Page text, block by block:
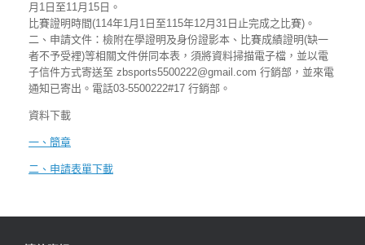
月1日至11月15日。
比賽證明時間(114年1月1日至115年12月31日止完成之比賽)。
二、申請文件：檢附在學證明及身份證影本、比賽成績證明(缺一
者不予受裡)等相關文件併同本表，須將資料掃描電子檔，並以電
子信件方式寄送至 zbsports5500222@gmail.com 行銷部，並來電
通知已寄出。電話03-5500222#17 行銷部。
資料下載
一、簡章
二、申請表單下載